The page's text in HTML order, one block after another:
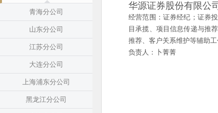
青海分公司
山东分公司
江苏分公司
大连分公司
上海浦东分公司
黑龙江分公司
华源证券股份有限公
经营范围：证券经纪；证券
目承揽、项目信息传递与推
推荐、客户关系维护等辅助
负责人：卜菁菁